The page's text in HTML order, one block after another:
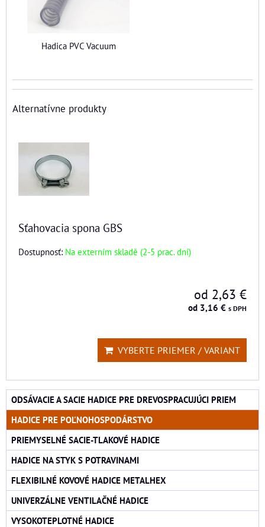
Hadica PVC Vacuum
Alternatívne produkty
Sťahovacia spona GBS
Dostupnosť: Na externím skladě (2-5 prac. dní)
od 2,63 €
od 3,16 € s DPH
VYBERTE PRIEMER / VARIANT
ODSÁVACIE A SACIE HADICE PRE DREVOSPRACUJÚCI PRIEM
HADICE PRE POĽNOHOSPODÁRSTVO
PRIEMYSELNÉ SACIE-TLAKOVÉ HADICE
HADICE NA STYK S POTRAVINAMI
FLEXIBILNÉ KOVOVÉ HADICE METALHEX
UNIVERZÁLNE VENTILAČNÉ HADICE
VYSOKOTEPLOTNÉ HADICE